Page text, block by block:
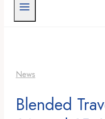
News
Blended